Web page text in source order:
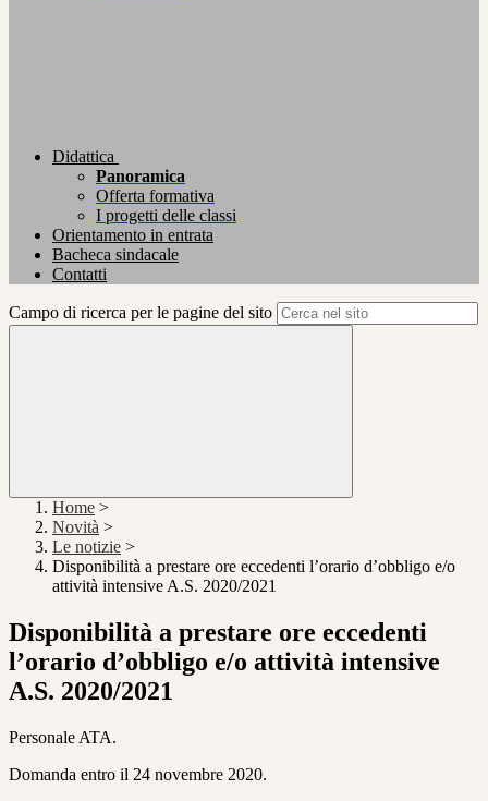
Didattica
Panoramica
Offerta formativa
I progetti delle classi
Orientamento in entrata
Bacheca sindacale
Contatti
Campo di ricerca per le pagine del sito
Home >
Novità >
Le notizie >
Disponibilità a prestare ore eccedenti l’orario d’obbligo e/o
attività intensive A.S. 2020/2021
Disponibilità a prestare ore eccedenti
l’orario d’obbligo e/o attività intensive
A.S. 2020/2021
Personale ATA.
Domanda entro il 24 novembre 2020.